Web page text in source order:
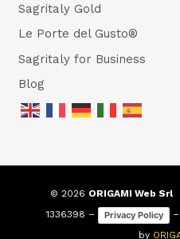
Sagritaly Gold
Le Porte del Gusto®
Sagritaly for Business
Blog
© 2026 ORIGAMI Web Srl–
1336398 –
Privacy Policy –
by